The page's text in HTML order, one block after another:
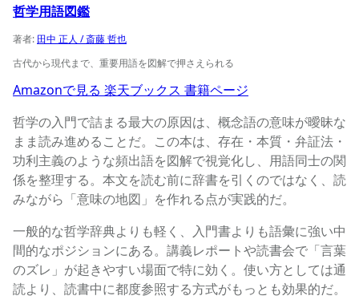
哲学用語図鑑
著者: 田中 正人 / 斎藤 哲也
古代から現代まで、重要用語を図解で押さえられる
Amazonで見る 楽天ブックス 書籍ページ
哲学の入門で詰まる最大の原因は、概念語の意味が曖昧な
まま読み進めることだ。この本は、存在・本質・弁証法・
功利主義のような頻出語を図解で視覚化し、用語同士の関
係を整理する。本文を読む前に辞書を引くのではなく、読
みながら「意味の地図」を作れる点が実践的だ。
一般的な哲学辞典よりも軽く、入門書よりも語彙に強い中
間的なポジションにある。講義レポートや読書会で「言葉
のズレ」が起きやすい場面で特に効く。使い方としては通
読より、読書中に都度参照する方式がもっとも効果的だ。